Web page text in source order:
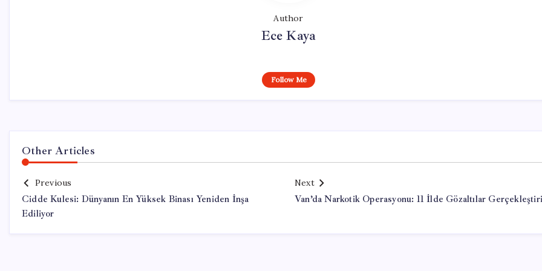
Author
Ece Kaya
Follow Me
Other Articles
Previous
Cidde Kulesi: Dünyanın En Yüksek Binası Yeniden İnşa
Ediliyor
Next
Van’da Narkotik Operasyonu: 11 İlde Gözaltılar